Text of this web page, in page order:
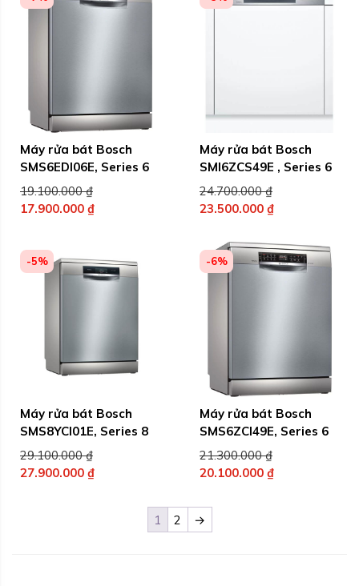
là:
là:
Máy rửa bát Bosch
SMS6EDI06E, Series 6
19.100.000₫Giá
gốc
17.900.000 ₫
tại
là:
Máy rửa bát Bosch
SMI6ZCS49E , Series 6
24.700.000₫Giá
gốc
24.700.000 ₫.
23.500.000 ₫
hiện
tại
là:
-5%
Máy rửa bát Bosch
SMS8YCI01E, Series 8
29.100.000₫Giá
gốc
29.100.000 ₫.
27.900.000 ₫
-6%
Máy rửa bát Bosch
SMS6ZCI49E, Series 6
21.300.000₫Giá
gốc
20.100.000 ₫
hiện
tại
1 2 →